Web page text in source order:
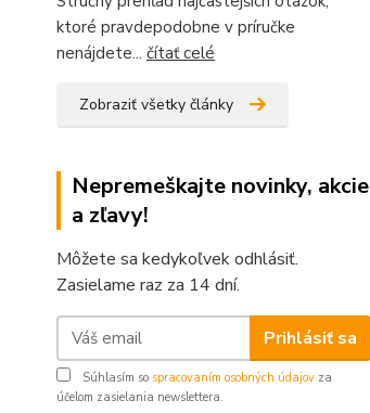
ktoré pravdepodobne v príručke
nenájdete... čítať celé
Zobraziť všetky články
Nepremeškajte novinky, akcie
a zľavy!
Môžete sa kedykoľvek odhlásiť.
Zasielame raz za 14 dní.
Prihlásiť sa
Súhlasím so spracovaním osobných údajov za
účelom zasielania newslettera.